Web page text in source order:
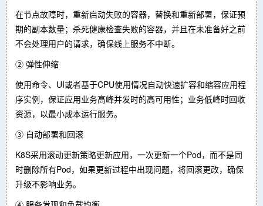
在节点故障时，重新启动失败的容器，替换和重新部署，保证预
期的副本数量；杀死健康检查失败的容器，并且在未准备好之前
不会处理用户的请求，确保线上服务不中断。
② 弹性伸缩
使用命令、UI或者基于CPU使用情况自动快速扩容和缩容应用程
序实例，保证应用业务高峰并发时的高可用性；业务低峰时回收
资源，以最小成本运行服务。
③ 自动部署和回滚
K8S采用滚动更新策略更新应用，一次更新一个Pod，而不是同
时删除所有Pod，如果更新过程中出现问题，将回滚更改，确保
升级不影响业务。